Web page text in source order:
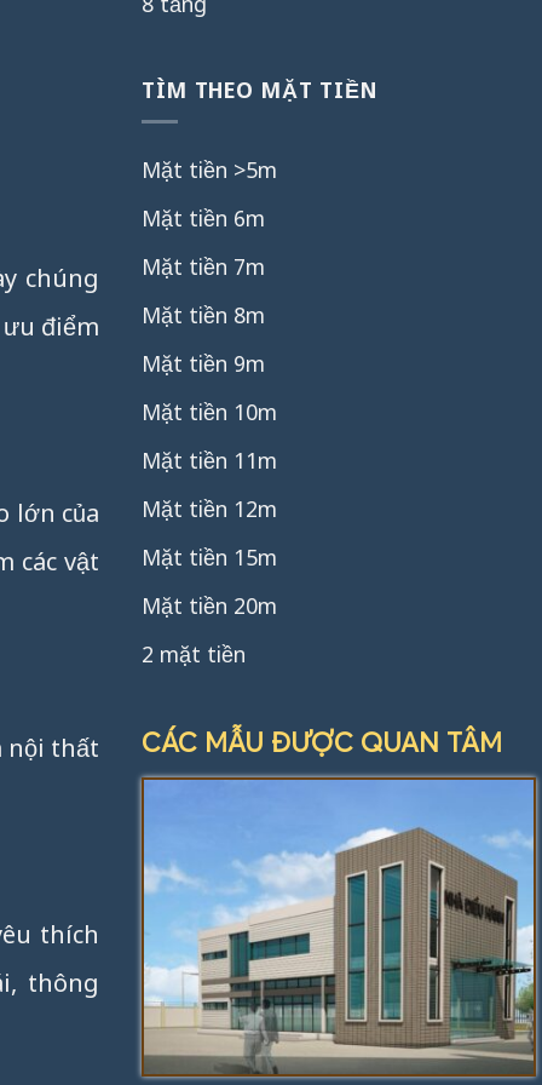
chúng
điểm
lớn của
các vật
nội thất
thích
thông
TÌM THEO MẶT TIỀN
Mặt tiền >5m
Mặt tiền 6m
Mặt tiền 7m
Mặt tiền 8m
Mặt tiền 9m
Mặt tiền 10m
Mặt tiền 11m
Mặt tiền 12m
Mặt tiền 15m
Mặt tiền 20m
2 mặt tiền
CÁC MẪU ĐƯỢC QUAN TÂM